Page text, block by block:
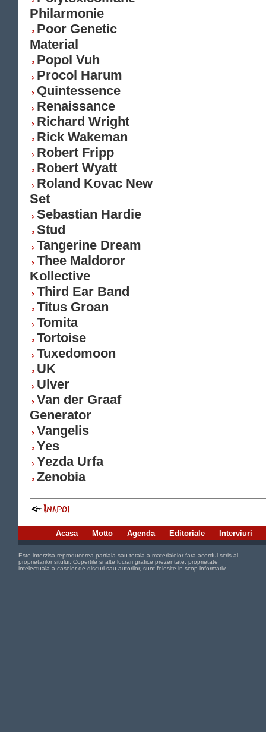
Philarmonie
Poor Genetic
Material
Popol Vuh
Procol Harum
Quintessence
Renaissance
Richard Wright
Rick Wakeman
Robert Fripp
Robert Wyatt
Roland Kovac New
Set
Sebastian Hardie
Stud
Tangerine Dream
Thee Maldoror
Kollective
Third Ear Band
Titus Groan
Tomita
Tortoise
Tuxedomoon
UK
Ulver
Van der Graaf
Generator
Vangelis
Yes
Yezda Urfa
Zenobia
Acasa Motto Agenda Editoriale Interviuri
Este interzisa reproducerea partiala sau totala a materialelor fara acordul scris al
proprietarilor sitului. Copertile si alte lucrari grafice prezentate, proprietate
intelectuala a caselor de discuri sau autorilor, sunt folosite in scop informativ.